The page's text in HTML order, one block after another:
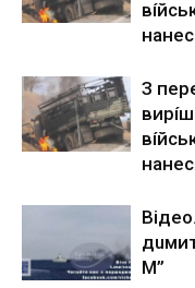
З
М”